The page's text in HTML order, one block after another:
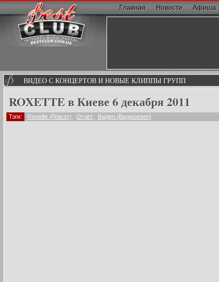
Главная Новости Афиша
ВИДЕО С КОНЦЕРТОВ И НОВЫЕ КЛИППЫ ГРУПП
ROXETTE в Киеве 6 декабря 2011
Тэги: Roxette (Роксэт) , Отчет , Видео (Видеоклип)